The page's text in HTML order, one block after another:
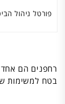
פורטל ניהול
רחפנים הם
בטח למשימות